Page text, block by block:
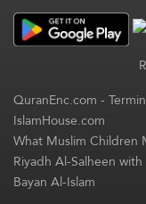
QuranEnc.com-
IslamHouse.com
What Muslim Children
Riyadh Al-Salheen
Bayan Al-Islam